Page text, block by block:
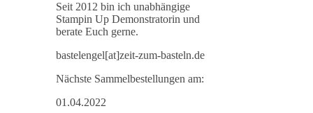
Seit 2012 bin ich unabhängige
Stampin Up Demonstratorin und
berate Euch gerne.
bastelengel[at]zeit-zum-basteln.de
Nächste Sammelbestellungen am:
01.04.2022